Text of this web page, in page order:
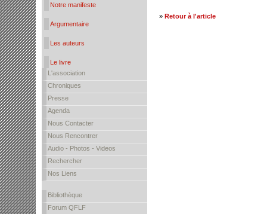
Notre manifeste
Argumentaire
Les auteurs
Le livre
L'association
Chroniques
Presse
Agenda
Nous Contacter
Nous Rencontrer
Audio - Photos - Videos
Rechercher
Nos Liens
Bibliothèque
Forum QFLF
» Retour à l'article